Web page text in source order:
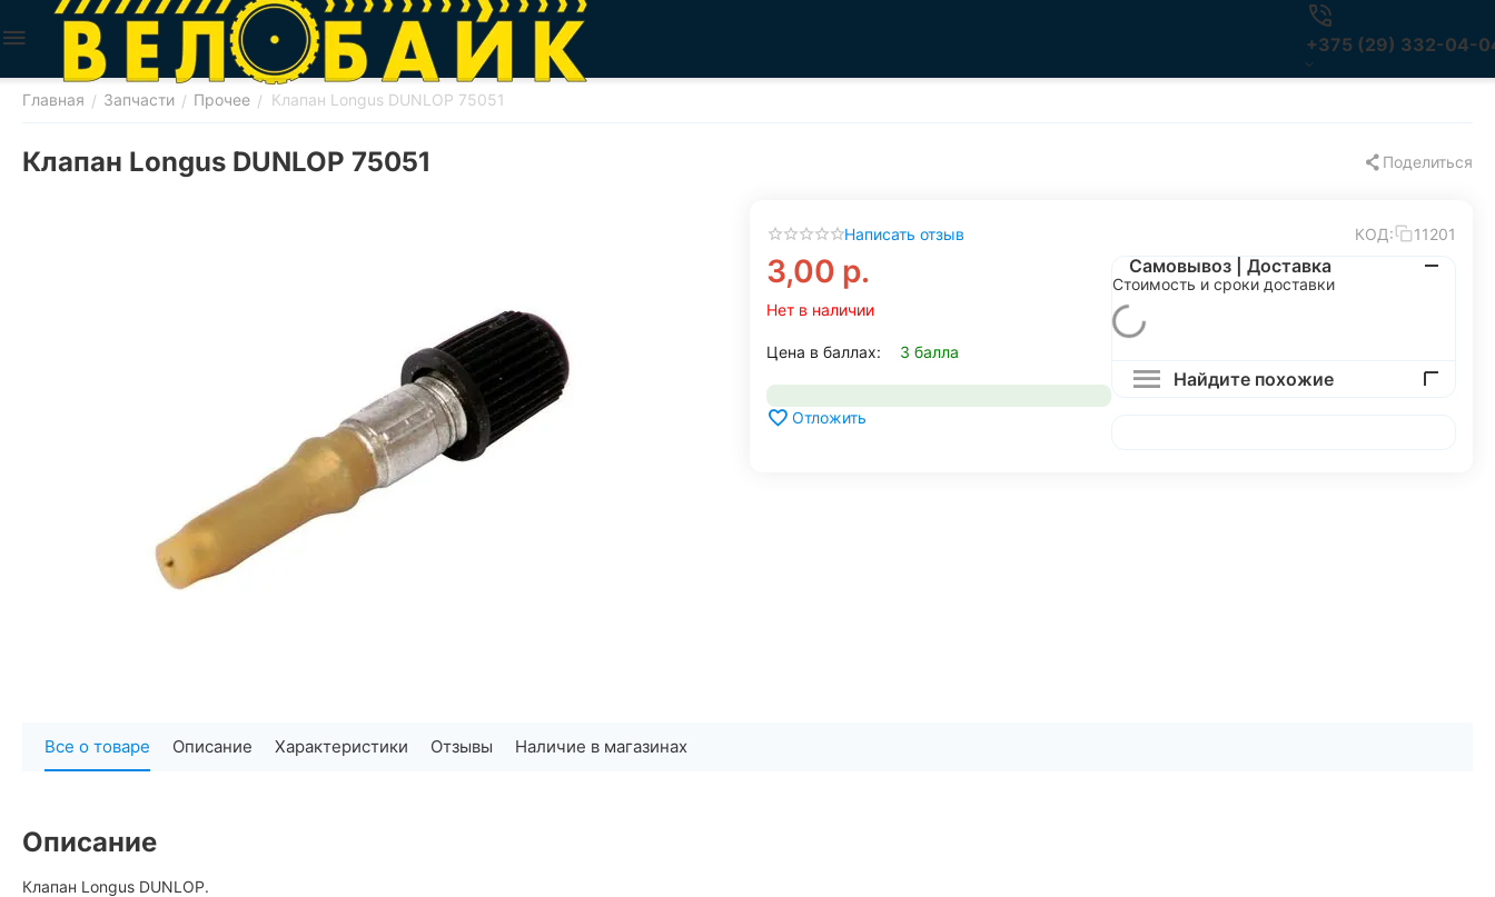
+375 (29) 332-04-
Главная / Запчасти / Прочее / Клапан Longus DUNLOP 75051
Клапан Longus DUNLOP 75051 Поделиться
Написать отзыв КОД: 11201
3,00 р.
Нет в наличии
Цена в баллах: 3 балла
Отложить
Самовывоз | Доставка
Стоимость и сроки доставки
Найдите похожие
Все о товаре Описание Характеристики Отзывы Наличие в магазинах
Описание
Клапан Longus DUNLOP.